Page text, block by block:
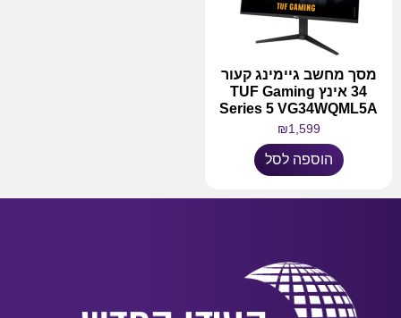
מסך מחשב גיימינג קעור
34 אינץ TUF Gaming
Series 5 VG34WQML5A
₪1,599
הוספה לסל